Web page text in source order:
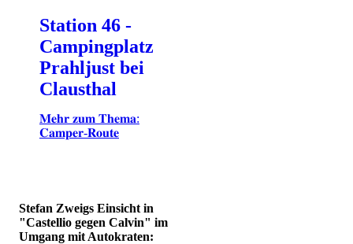
Station 46 -
Campingplatz
Prahljust bei
Clausthal
𝐌𝐞𝐡𝐫 𝐳𝐮𝐦 𝐓𝐡𝐞𝐦𝐚:
𝐂𝐚𝐦𝐩𝐞𝐫-𝐑𝐨𝐮𝐭𝐞
Stefan Zweigs Einsicht in
"Castellio gegen Calvin" im
Umgang mit Autokraten: